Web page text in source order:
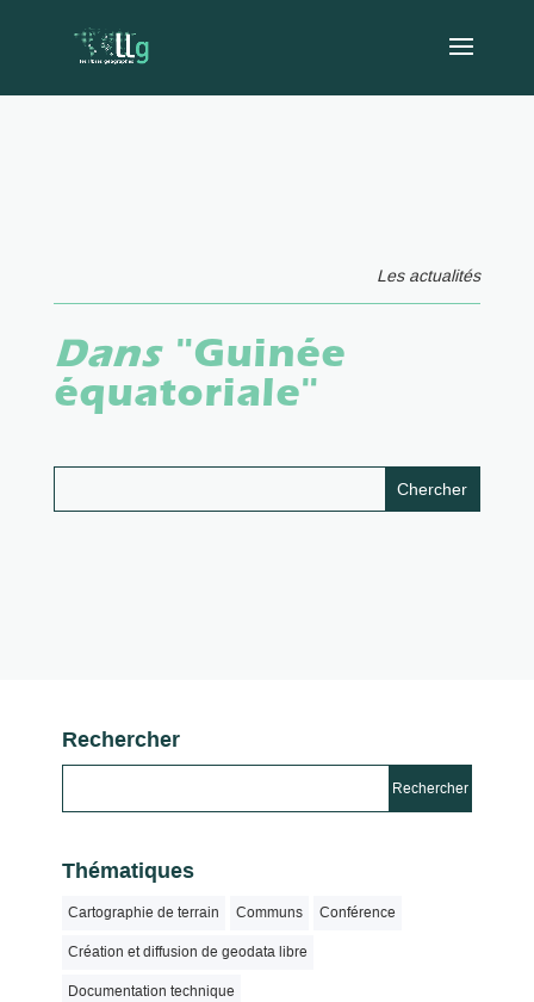
Les actualités
Dans"Guinée
équatoriale"
Rechercher
Thématiques
Cartographie de terrain Communs Conférence
Création et diffusion de geodata libre
Documentation technique